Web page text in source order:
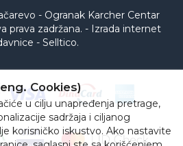
- Ogranak Karcher Centar
prava zadržana. - Izrada internet
- Selltico.
Cookies)
u cilju unapređenja pretrage,
sadržaja i ciljanog
korisničko iskustvo. Ako nastavite